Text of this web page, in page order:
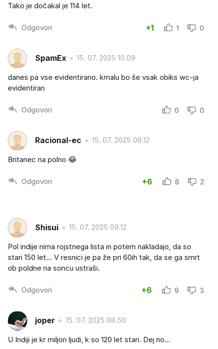
Tako je dočakal je 114 let.
Odgovori +1 1 0
SpamEx 15. 07. 2025 10.09
danes pa vse evidentirano. kmalu bo še vsak obiks wc-ja
evidentiran
Odgovori 0 0
Racional-ec 15. 07. 2025 09.12
Britanec na polno 😂
Odgovori +6 8 2
Shisui 15. 07. 2025 09.12
Pol indije nima rojstnega lista in potem nakladajo, da so
stari 150 let... V resnici je pa že pri 60ih tak, da se ga smrt
ob poldne na soncu ustraši.
Odgovori +6 9 3
joper 15. 07. 2025 08.50
U Indiji je kr miljon ljudi, k so 120 let stari. Dej no...